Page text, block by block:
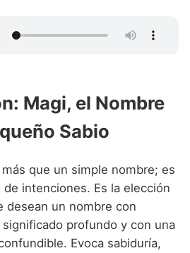
Magi, el Nombre
Sabio
que un simple nombre; es
de intenciones. Es la elección
desean un nombre con
profundo y con una
Evoca sabiduría,